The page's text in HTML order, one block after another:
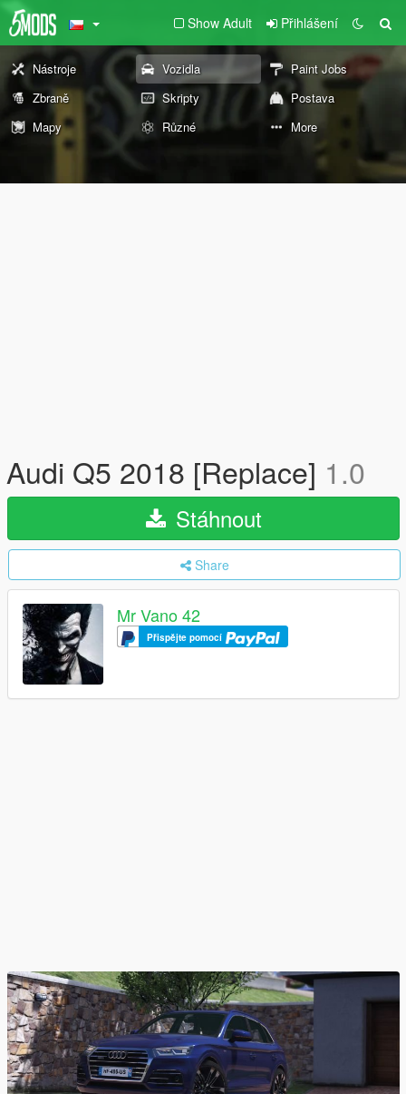
Show Adult Přihlášení
Nástroje Vozidla
Paint Jobs
Zbraně
Skripty
Postava
Mapy
Různé More
Audi Q5 2018 [Replace] 1.0
Stáhnout
Share
Mr Vano 42
Přispějte pomocí